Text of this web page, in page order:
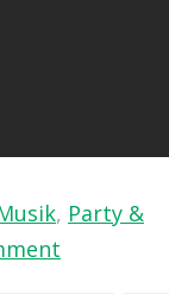
, Party &